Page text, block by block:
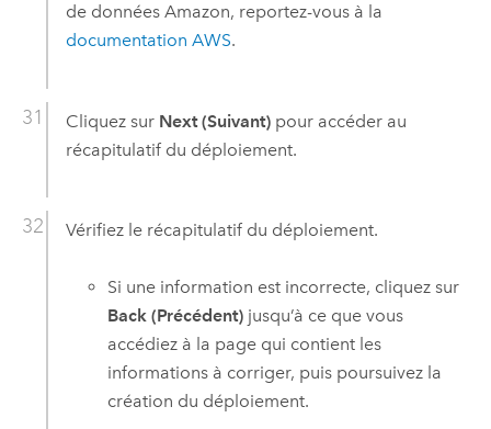
de données Amazon, reportez-vous à la
documentation AWS.
Cliquez sur Next (Suivant)pour accéder au
récapitulatif du déploiement.
Vérifiez le récapitulatif du déploiement.
Si une information est incorrecte, cliquez sur
Back (Précédent) jusqu’à ce que vous
accédiez à la page qui contient les
informations à corriger, puis poursuivez la
création du déploiement.